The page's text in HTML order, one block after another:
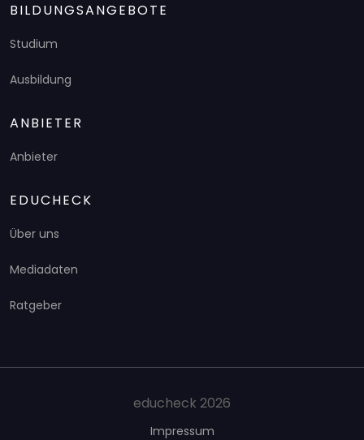
BILDUNGSANGEBOTE
Studium
Ausbildung
ANBIETER
Anbieter
EDUCHECK
Über uns
Mediadaten
Ratgeber
educheck 2026
Impressum